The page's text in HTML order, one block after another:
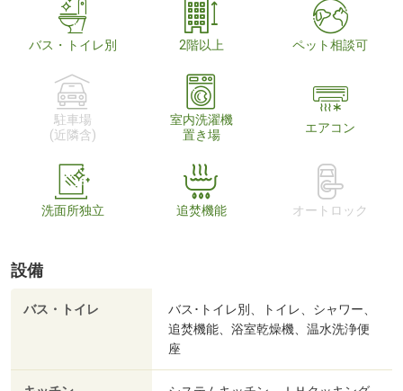
バス・トイレ別 2階以上 ペット相談可
駐車場
(近隣含)
室内洗濯機
置き場
エアコン
洗面所独立 追焚機能 オートロック
設備
バス・トイレ
バス･トイレ別、トイレ、シャワー、
追焚機能、浴室乾燥機、温水洗浄便
座